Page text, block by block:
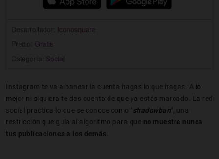
Iconosquare
Gratis
Social
Instagram te va a banear la cuenta hagas lo que hagas. A lo
mejor ni siquiera te das cuenta de que ya estás marcado. La red
social practica lo que se conoce como " shadowban", una
restricción que guía al algoritmo para que no muestre nunca
tus publicaciones a los demás.